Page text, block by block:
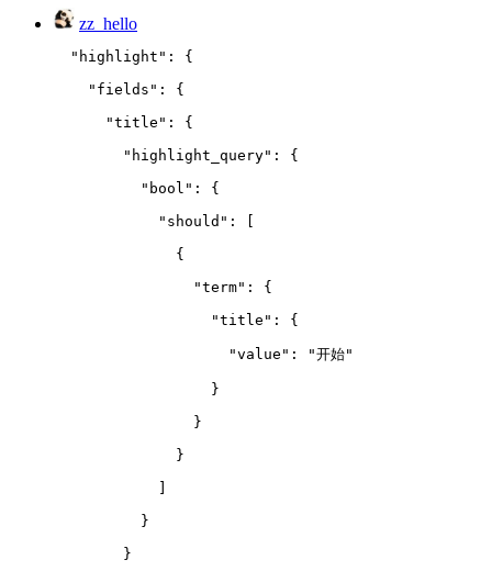
zz_hello
  "highlight": {
    "fields": {
      "title": {
        "highlight_query": {
          "bool": {
            "should":
[
              {
                "term": {
                  "title": {
                    "value": "开始"
                  }
                }
              }
            ]
          }
        }